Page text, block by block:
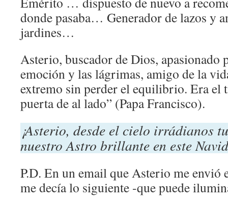
donde pasaba… Generador de lazos y
jardines…
Asterio, buscador de Dios, apasionado
emoción y las lágrimas, amigo de la
extremo sin perder el equilibrio. Era el
puerta de al lado” (Papa Francisco).
¡Asterio, desde el cielo irrádianos
nuestro Astro brillante en este
P.D. En un email que Asterio me envió
me decía lo siguiente -que puede